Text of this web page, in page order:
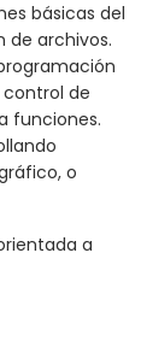
básicas del
de archivos.
de
funciones.
o
a